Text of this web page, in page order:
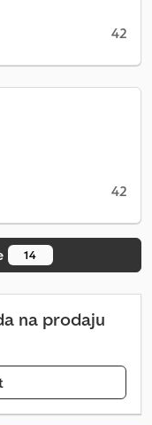
42
42
14
na prodaju